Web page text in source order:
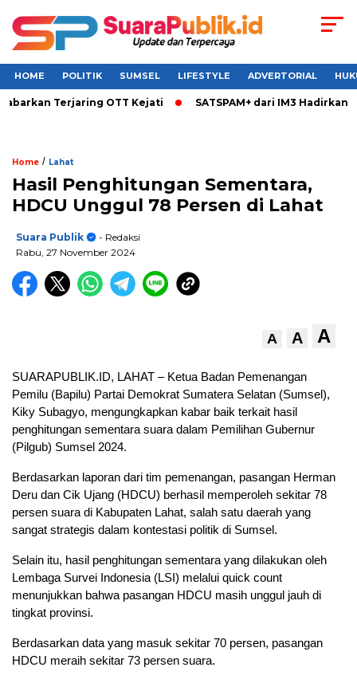
HOME POLITIK SUMSEL LIFESTYLE ADVERTORIAL
Terjaring OTT Kejati SATSPAM+ dari IM3 Hadirkan
Home / Lahat
Hasil Penghitungan Sementara,
HDCU Unggul 78 Persen di Lahat
Suara Publik
- Redaksi
Rabu, 27 November 2024
A A A
SUARAPUBLIK.ID, LAHAT – Ketua Badan Pemenangan
Pemilu (Bapilu) Partai Demokrat Sumatera Selatan (Sumsel),
Kiky Subagyo, mengungkapkan kabar baik terkait hasil
penghitungan sementara suara dalam Pemilihan Gubernur
(Pilgub) Sumsel 2024.
Berdasarkan laporan dari tim pemenangan, pasangan Herman
Deru dan Cik Ujang (HDCU) berhasil memperoleh sekitar 78
persen suara di Kabupaten Lahat, salah satu daerah yang
sangat strategis dalam kontestasi politik di Sumsel.
Selain itu, hasil penghitungan sementara yang dilakukan oleh
Lembaga Survei Indonesia (LSI) melalui quick count
menunjukkan bahwa pasangan HDCU masih unggul jauh di
tingkat provinsi.
Berdasarkan data yang masuk sekitar 70 persen, pasangan
HDCU meraih sekitar 73 persen suara.